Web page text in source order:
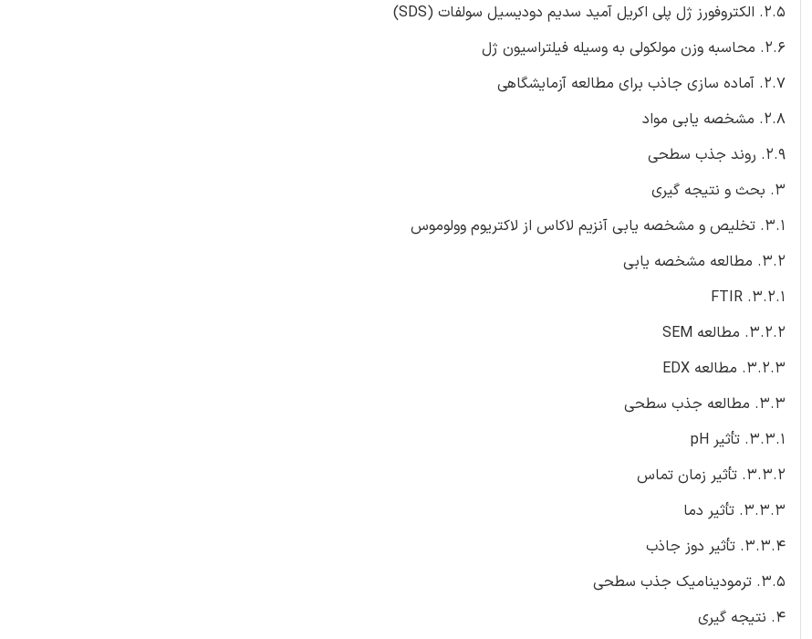
2.5. الکتروفورز ژل پلی اکریل آمید سدیم دودیسیل سولفات (SDS)
2.6. محاسبه وزن مولکولی به وسیله فیلتراسیون ژل
2.7. آماده سازی جاذب برای مطالعه آزمایشگاهی
2.8. مشخصه یابی مواد
2.9. روند جذب سطحی
3. بحث و نتیجه گیری
3.1. تخلیص و مشخصه یابی آنزیم لاکاس از لاکتریوم وولوموس
3.2. مطالعه مشخصه یابی
3.2.1. FTIR
3.2.2. مطالعه SEM
3.2.3. مطالعه EDX
3.3. مطالعه جذب سطحی
3.3.1. تأثیر pH
3.3.2. تأثیر زمان تماس
3.3.3. تأثیر دما
3.3.4. تأثیر دوز جاذب
3.5. ترمودینامیک جذب سطحی
4. نتیجه گیری